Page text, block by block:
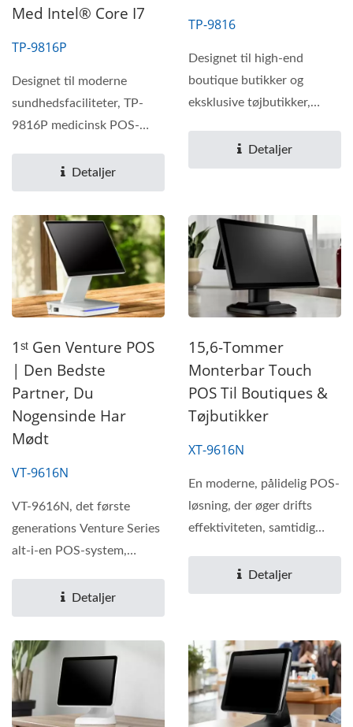
Med Intel® Core I7
TP-9816P
Designet til moderne
sundhedsfaciliteter, TP-
9816P medicinsk POS-
ydeevne,...
Detaljer
TP-9816
Designet til high-end
boutique butikker og
eksklusive tøjbutikker,
systemet...
Detaljer
1ˢᵗ Gen Venture POS
| Den Bedste
Partner, Du
Nogensinde Har
Mødt
VT-9616N
VT-9616N, det første
generations Venture Series
alt-i-en POS-system,
Detaljer
15,6-Tommer
Monterbar Touch
POS Til Boutiques &
Tøjbutikker
XT-9616N
En moderne, pålidelig POS-
løsning, der øger drifts
effektiviteten, samtidig
Detaljer